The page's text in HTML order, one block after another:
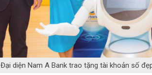
Đại diện Nam A Bank trao tặng tài khoản số